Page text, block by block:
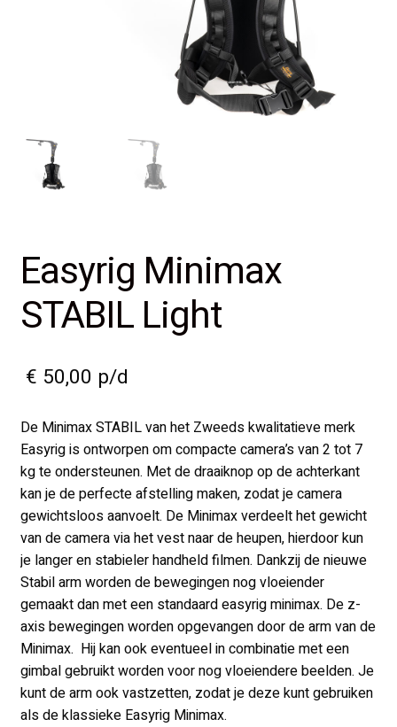
Easyrig Minimax
STABIL Light
€ 50,00 p/d
De Minimax STABIL van het Zweeds kwalitatieve merk
Easyrig is ontworpen om compacte camera’s van 2 tot 7
kg te ondersteunen. Met de draaiknop op de achterkant
kan je de perfecte afstelling maken, zodat je camera
gewichtsloos aanvoelt. De Minimax verdeelt het gewicht
van de camera via het vest naar de heupen, hierdoor kun
je langer en stabieler handheld filmen. Dankzij de nieuwe
Stabil arm worden de bewegingen nog vloeiender
gemaakt dan met een standaard easyrig minimax. De z-
axis bewegingen worden opgevangen door de arm van de
Minimax. Hij kan ook eventueel in combinatie met een
gimbal gebruikt worden voor nog vloeiendere beelden. Je
kunt de arm ook vastzetten, zodat je deze kunt gebruiken
als de klassieke Easyrig Minimax.